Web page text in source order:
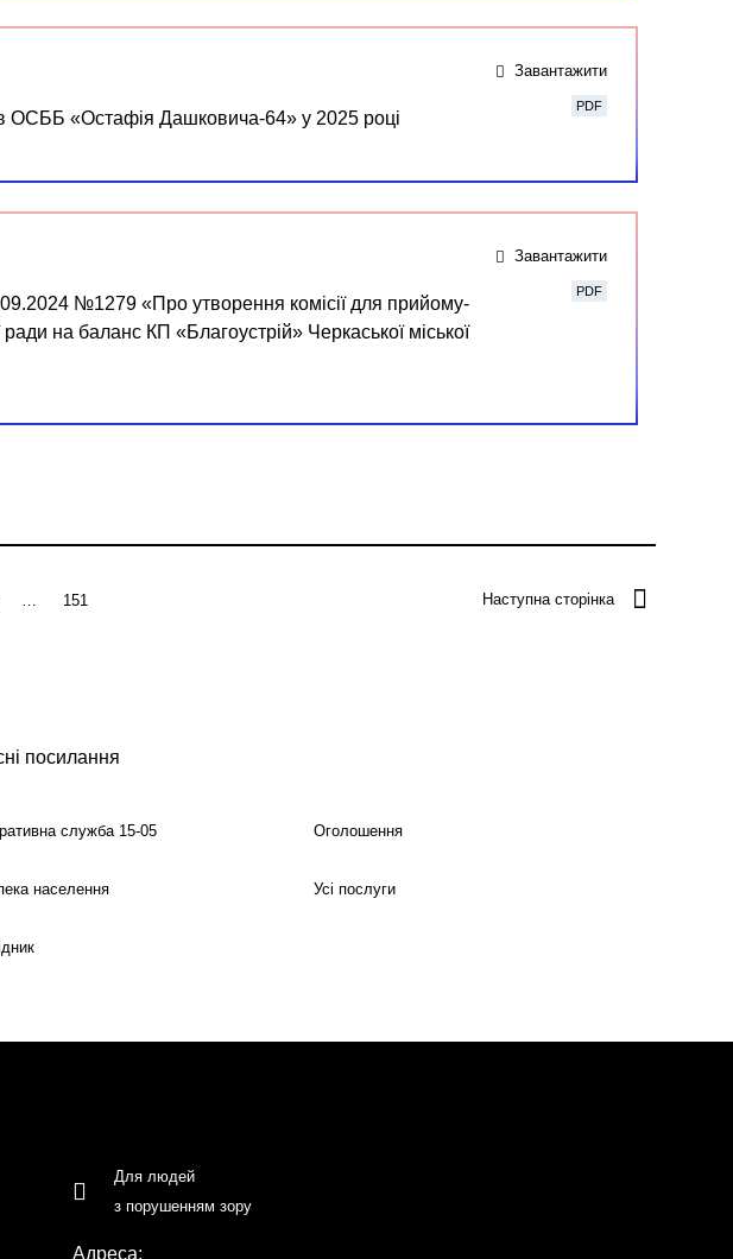
ОСББ «Остафія Дашковича-64» у 2025 році
Завантажити
PDF
№1279 «Про утворення комісії для прийому-
на баланс КП «Благоустрій» Черкаської міської
Завантажити
PDF
… 151 Наступна сторінка
посилання
служба 15-05 Оголошення
населення Усі послуги
Для людей
з порушенням зору
Адреса: